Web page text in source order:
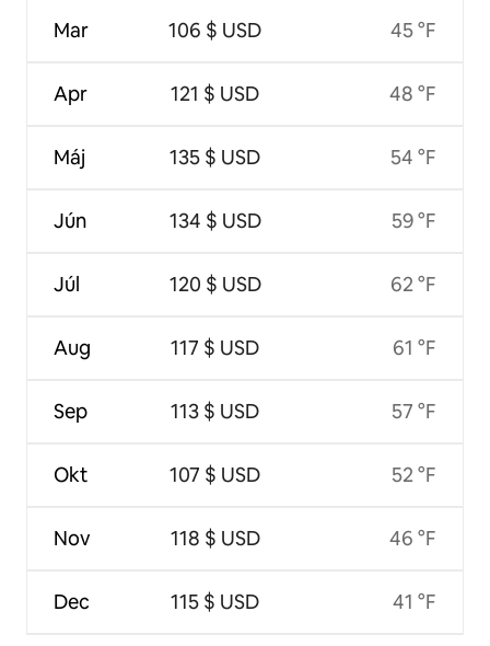
Mar
Apr
Máj
Jún
Júl
Aug
Sep
Okt
Nov
Dec
106 $ USD
121 $ USD
135 $ USD
134 $ USD
120 $ USD
117 $ USD
113 $ USD
107 $ USD
118 $ USD
115 $ USD
45 °F
48 °F
54 °F
59 °F
62 °F
61 °F
57 °F
52 °F
46 °F
41 °F